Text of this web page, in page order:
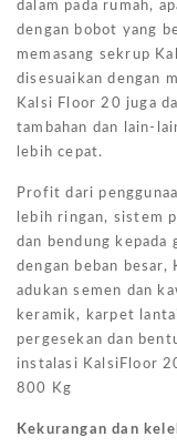
dalam pada rumah,
dengan bobot yang
memasang sekrup
disesuaikan dengan
Kalsi Floor 20 juga
tambahan dan lain-
lebih cepat.
Profit dari
lebih ringan, sistem
dan bendung
dengan beban
adukan semen dan
keramik, karpet
pergesekan dan
instalasi KalsiFloor
800 Kg
Kekurangan dan